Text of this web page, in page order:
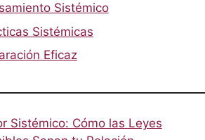
Sistémico
Sistémicas
Eficaz
Sistémico: Cómo las Leyes